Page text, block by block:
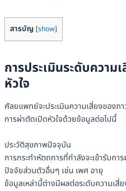
สารบัญ [show]
การประเมินระดับความ
หัวใจ
ศัลยแพทย์จะประเมินความเสี่ยงของภ
การผ่าตัดเปิดหัวใจด้วยข้อมูลต่อไปนี้
ประวัติสุขภาพปัจจุบัน
การกระทำหัตถการที่กำลังจะเข้ารับกา
ปัจจัยส่วนตัวอื่นๆ เช่น เพศ อายุ
ข้อมูลเหล่านี้ต่างมีผลต่อระดับความเสี่